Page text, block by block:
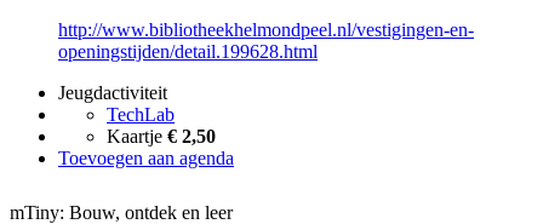
http://www.bibliotheekhelmondpeel.nl/vestigingen-en-
openingstijden/detail.199628.html
Jeugdactiviteit
TechLab
Kaartje € 2,50
Toevoegen aan agenda
mTiny: Bouw, ontdek en leer